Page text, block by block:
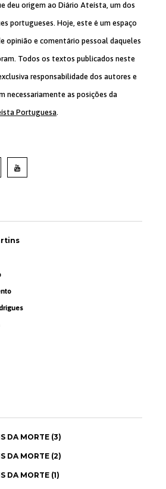
deu origem ao Diário Ateísta, um dos
portugueses. Hoje, este é um espaço
opinião e comentário pessoal daqueles
Todos os textos publicados neste
responsabilidade dos autores e
necessariamente as posições da
Portuguesa.
DA MORTE (3)
DA MORTE (2)
DA MORTE (1)